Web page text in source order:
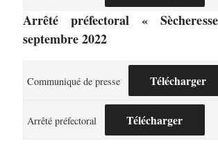
Arrêté préfectoral «
septembre 2022
Communiqué de presse Télécharger
Arrêté préfectoral Télécharger